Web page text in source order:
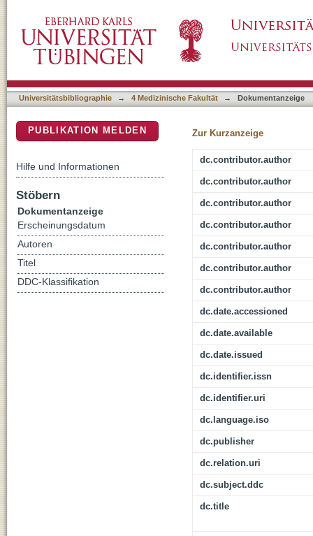
TDP-43
Universitätsbibliographie → 4 Medizinische Fakultät → Dokumentanzeige
Zur Kurzanzeige
dc.contributor.author
dc.contributor.author
dc.contributor.author
dc.contributor.author
dc.contributor.author
dc.contributor.author
dc.contributor.author
dc.date.accessioned
dc.date.available
dc.date.issued
dc.identifier.issn
dc.identifier.uri
dc.language.iso
dc.publisher
dc.relation.uri
dc.subject.ddc
dc.title
PUBLIKATION MELDEN
Hilfe und Informationen
Stöbern
Dokumentanzeige
Erscheinungsdatum
Autoren
Titel
DDC-Klassifikation